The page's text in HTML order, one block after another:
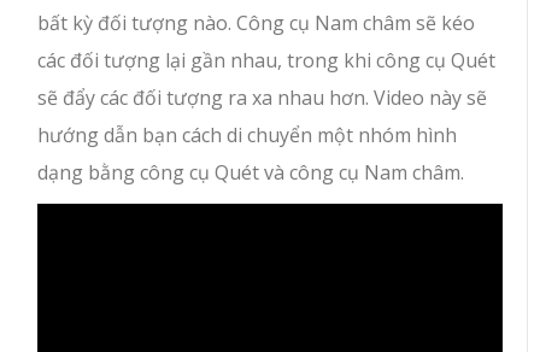
bất kỳ đối tượng nào. Công cụ Nam châm sẽ kéo
các đối tượng lại gần nhau, trong khi công cụ Quét
sẽ đẩy các đối tượng ra xa nhau hơn. Video này sẽ
hướng dẫn bạn cách di chuyển một nhóm hình
dạng bằng công cụ Quét và công cụ Nam châm.